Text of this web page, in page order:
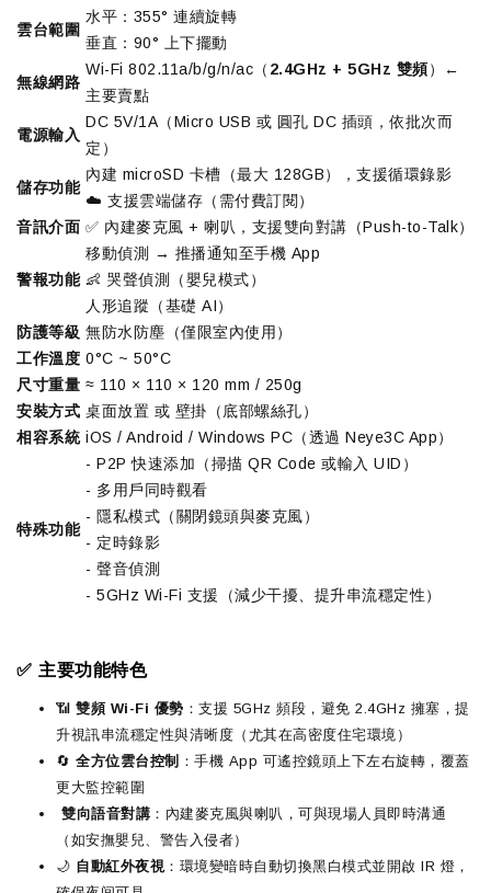
雲台範圍
水平：355° 連續旋轉
垂直：90° 上下擺動
無線網路
Wi-Fi 802.11a/b/g/n/ac（ 2.4GHz + 5GHz 雙頻）←
主要賣點
電源輸入
DC 5V/1A（Micro USB 或 圓孔 DC 插頭，依批次而
定）
儲存功能
內建 microSD 卡槽（最大 128GB），支援循環錄影
☁️ 支援雲端儲存（需付費訂閱）
音訊介面 ✅ 內建麥克風 + 喇叭，支援雙向對講（Push-to-Talk）
警報功能
移動偵測 → 推播通知至手機 App
👶 哭聲偵測（嬰兒模式）
人形追蹤（基礎 AI）
防護等級 無防水防塵（僅限室內使用）
工作溫度 0°C ~ 50°C
尺寸重量 ≈ 110 × 110 × 120 mm / 250g
安裝方式 桌面放置 或 壁掛（底部螺絲孔）
相容系統 iOS / Android / Windows PC（透過 Neye3C App）
特殊功能
- P2P 快速添加（掃描 QR Code 或輸入 UID）
- 多用戶同時觀看
- 隱私模式（關閉鏡頭與麥克風）
- 定時錄影
- 聲音偵測
- 5GHz Wi-Fi 支援（減少干擾、提升串流穩定性）
✅ 主要功能特色
📶 雙頻 Wi-Fi 優勢 ：支援 5GHz 頻段，避免 2.4GHz 擁塞，提
升視訊串流穩定性與清晰度（尤其在高密度住宅環境）
🔄 全方位雲台控制 ：手機 App 可遙控鏡頭上下左右旋轉，覆蓋
更大監控範圍
雙向語音對講 ：內建麥克風與喇叭，可與現場人員即時溝通
（如安撫嬰兒、警告入侵者）
🌙 自動紅外夜視 ：環境變暗時自動切換黑白模式並開啟 IR 燈，